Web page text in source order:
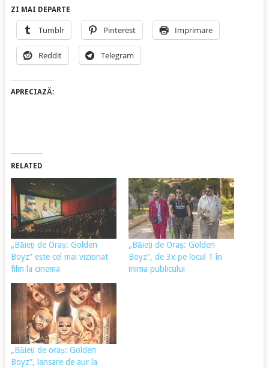
ZI MAI DEPARTE
Tumblr Pinterest Imprimare
Reddit Telegram
APRECIAZĂ:
RELATED
„Băieți de Oraș: Golden
Boyz” este cel mai vizionat
film la cinema
„Băieți de Oraș: Golden
Boyz”, de 3x pe locul 1 în
inima publicului
„Băieți de oraș: Golden
Boyz”, lansare de aur la